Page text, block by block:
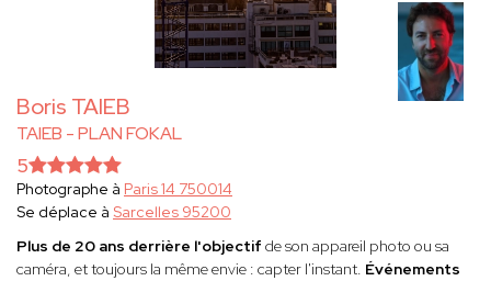
Boris TAIEB
TAIEB - PLAN FOKAL
5
Photographe à Paris 14 750014
Se déplace à Sarcelles 95200
Plus de 20 ans derrière l'objectif de son appareil photo ou sa
caméra, et toujours la même envie : capter l'instant. Événements